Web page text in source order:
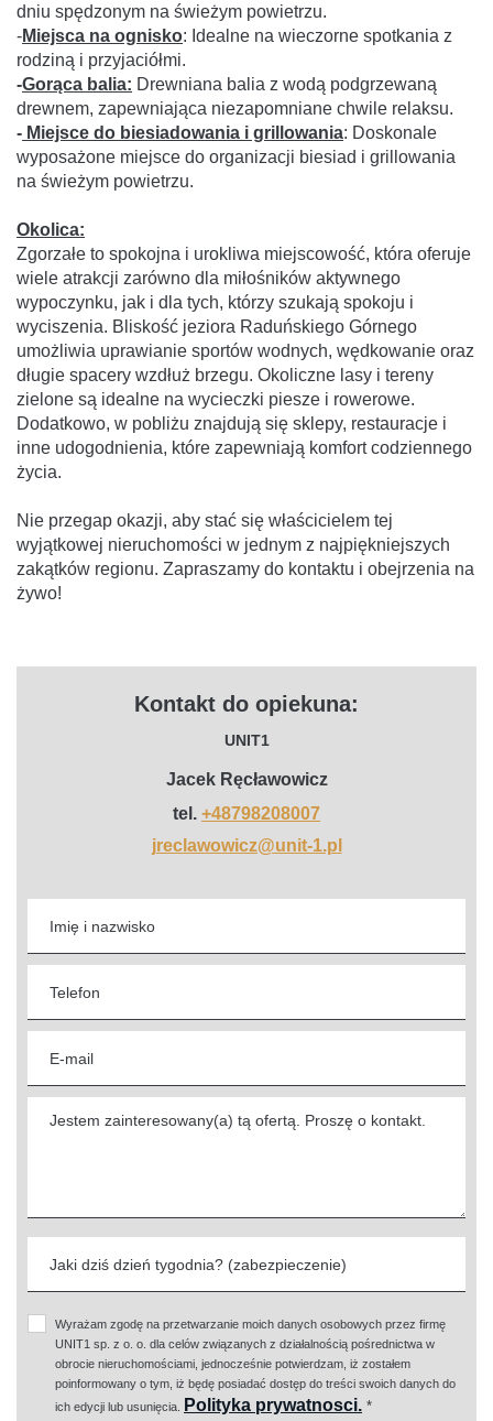
dniu spędzonym na świeżym powietrzu.
-Miejsca na ognisko: Idealne na wieczorne spotkania z
rodziną i przyjaciółmi.
-Gorąca balia: Drewniana balia z wodą podgrzewaną
drewnem, zapewniająca niezapomniane chwile relaksu.
- Miejsce do biesiadowania i grillowania: Doskonale
wyposażone miejsce do organizacji biesiad i grillowania
na świeżym powietrzu.
Okolica:
Zgorzałe to spokojna i urokliwa miejscowość, która oferuje
wiele atrakcji zarówno dla miłośników aktywnego
wypoczynku, jak i dla tych, którzy szukają spokoju i
wyciszenia. Bliskość jeziora Raduńskiego Górnego
umożliwia uprawianie sportów wodnych, wędkowanie oraz
długie spacery wzdłuż brzegu. Okoliczne lasy i tereny
zielone są idealne na wycieczki piesze i rowerowe.
Dodatkowo, w pobliżu znajdują się sklepy, restauracje i
inne udogodnienia, które zapewniają komfort codziennego
życia.
Nie przegap okazji, aby stać się właścicielem tej
wyjątkowej nieruchomości w jednym z najpiękniejszych
zakątków regionu. Zapraszamy do kontaktu i obejrzenia na
żywo!
Kontakt do opiekuna:
UNIT1
Jacek Ręcławowicz
tel. +48798208007
jreclawowicz@unit-1.pl
Wyrażam zgodę na przetwarzanie moich danych osobowych przez firmę
UNIT1 sp. z o. o. dla celów związanych z działalnością pośrednictwa w
obrocie nieruchomościami, jednocześnie potwierdzam, iż zostałem
poinformowany o tym, iż będę posiadać dostęp do treści swoich danych do
ich edycji lub usunięcia.
Polityka prywatnosci. *